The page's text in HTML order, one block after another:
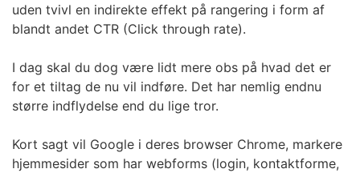
uden tvivl en indirekte effekt på rangering i form af
blandt andet CTR (Click through rate).
I dag skal du dog være lidt mere obs på hvad det er
for et tiltag de nu vil indføre. Det har nemlig endnu
større indflydelse end du lige tror.
Kort sagt vil Google i deres browser Chrome, markere
hjemmesider som har webforms (login, kontaktforme,